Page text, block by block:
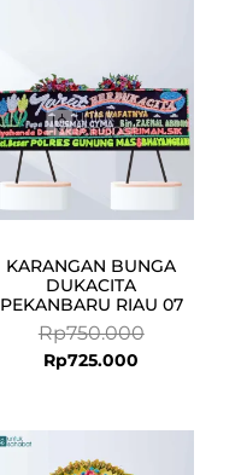
KARANGAN BUNGA
DUKACITA
PEKANBARU RIAU 07
Rp750.000
Rp725.000